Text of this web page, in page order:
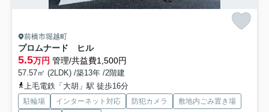
前橋市堀越町
プロムナード ヒル
5.5万円 管理/共益費1,500円
57.57㎡ (2LDK) /築13年 /2階建
上毛電鉄「大胡」駅 徒歩16分
駐輪場 インターネット対応 防犯カメラ
敷地内ごみ置き場